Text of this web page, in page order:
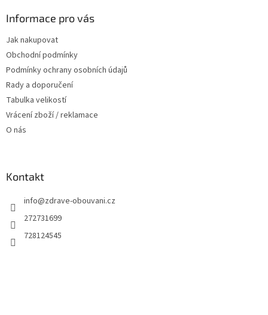
Informace pro vás
Jak nakupovat
Obchodní podmínky
Podmínky ochrany osobních údajů
Rady a doporučení
Tabulka velikostí
Vrácení zboží / reklamace
O nás
Kontakt
info@zdrave-obouvani.cz
272731699
728124545